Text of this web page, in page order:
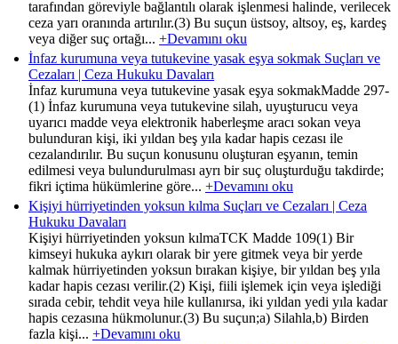
tarafından göreviyle bağlantılı olarak işlenmesi halinde, verilecek
ceza yarı oranında artırılır.(3) Bu suçun üstsoy, altsoy, eş, kardeş
veya diğer suç ortağı... +Devamını oku
İnfaz kurumuna veya tutukevine yasak eşya sokmak Suçları ve
Cezaları | Ceza Hukuku Davaları
İnfaz kurumuna veya tutukevine yasak eşya sokmakMadde 297-
(1) İnfaz kurumuna veya tutukevine silah, uyuşturucu veya
uyarıcı madde veya elektronik haberleşme aracı sokan veya
bulunduran kişi, iki yıldan beş yıla kadar hapis cezası ile
cezalandırılır. Bu suçun konusunu oluşturan eşyanın, temin
edilmesi veya bulundurulması ayrı bir suç oluşturduğu takdirde;
fikri içtima hükümlerine göre... +Devamını oku
Kişiyi hürriyetinden yoksun kılma Suçları ve Cezaları | Ceza
Hukuku Davaları
Kişiyi hürriyetinden yoksun kılmaTCK Madde 109(1) Bir
kimseyi hukuka aykırı olarak bir yere gitmek veya bir yerde
kalmak hürriyetinden yoksun bırakan kişiye, bir yıldan beş yıla
kadar hapis cezası verilir.(2) Kişi, fiili işlemek için veya işlediği
sırada cebir, tehdit veya hile kullanırsa, iki yıldan yedi yıla kadar
hapis cezasına hükmolunur.(3) Bu suçun;a) Silahla,b) Birden
fazla kişi... +Devamını oku